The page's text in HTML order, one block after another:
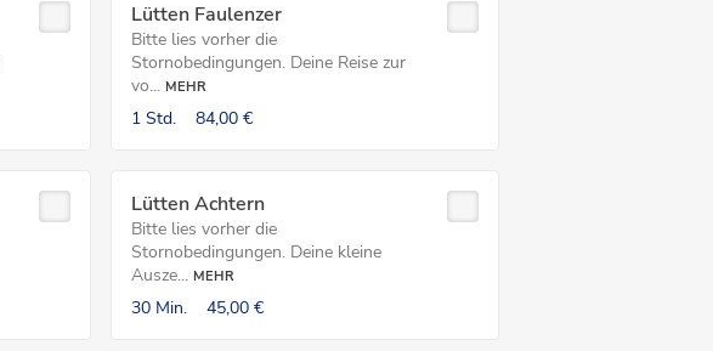
Lütten Faulenzer
Bitte lies vorher die
Stornobedingungen. Deine Reise zur
vo... MEHR
1 Std. 84,00 €
Lütten Achtern
Bitte lies vorher die
Stornobedingungen. Deine kleine
Ausze... MEHR
30 Min. 45,00 €